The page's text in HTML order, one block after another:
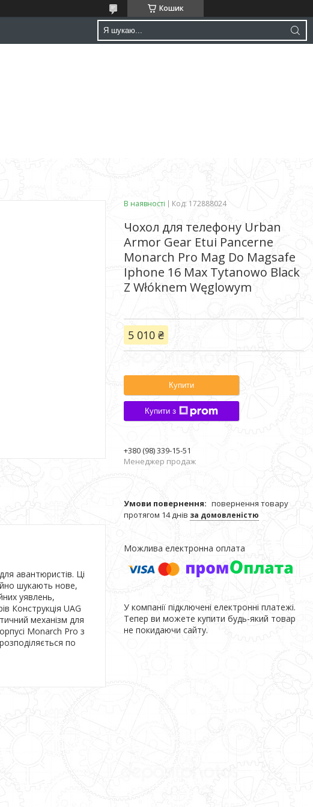
Кошик
авантюристів. Ці
шукають нове,
уявлень,
Конструкція UAG
механізм для
Monarch Pro з
по
В наявності Код: 172888024
Чохол для телефону Urban
Armor Gear Etui Pancerne
Monarch Pro Mag Do Magsafe
Iphone 16 Max Tytanowo Black
Z Włóknem Węglowym
5 010 ₴
Купити
Купити з
+380 (98) 339-15-51
Менеджер продаж
повернення товару
протягом 14 днів за домовленістю
У компанії підключені електронні платежі.
Тепер ви можете купити будь-який товар
не покидаючи сайту.